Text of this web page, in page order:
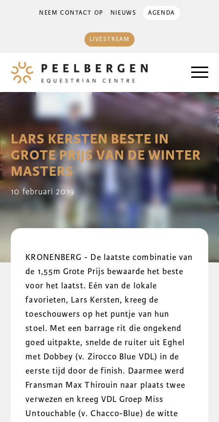
NEEM CONTACT OP NIEUWS AGENDA
LIVESTREAM
LARS KERSTEN BESTE IN
GROTE PRIJS VAN DE WINTER
MASTERS
10 februari 2019
KRONENBERG - De laatste combinatie van
de 1,55m Grote Prijs bewaarde het beste
voor het laatst. Eén van de lokale
favorieten, Lars Kersten, kreeg de
toeschouwers op het puntje van hun
stoel. Met een barrage rit die ongekend
goed uitpakte, snelde de ruiter uit Eghel
met Dobbey (v. Zirocco Blue VDL) in de
eerste tijd door de finish. Daarmee werd
Fransman Max Thirouin naar plaats twee
verwezen en kreeg VDL Groep Miss
Untouchable (v. Chacco-Blue) de witte